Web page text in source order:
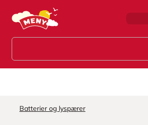
Hopp til hovedinnhold
Batterier og lyspærer